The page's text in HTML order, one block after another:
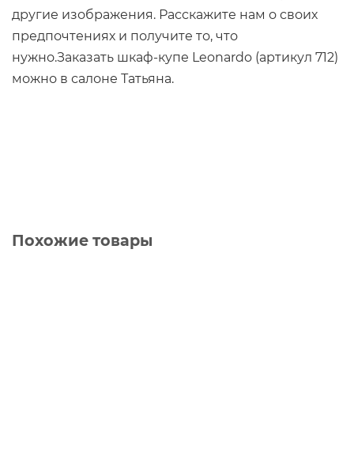
другие изображения. Расскажите нам о своих
предпочтениях и получите то, что
нужно.Заказать шкаф-купе Leonardo (артикул 712)
можно в салоне Татьяна.
Похожие товары